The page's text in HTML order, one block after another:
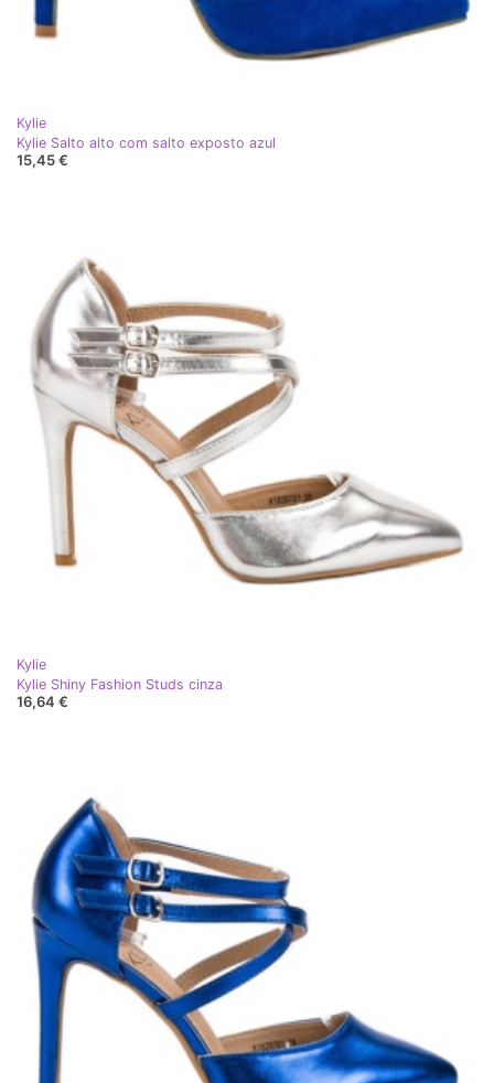
Kylie
Kylie Salto alto com salto exposto azul
15,45 €
Kylie
Kylie Shiny Fashion Studs cinza
16,64 €